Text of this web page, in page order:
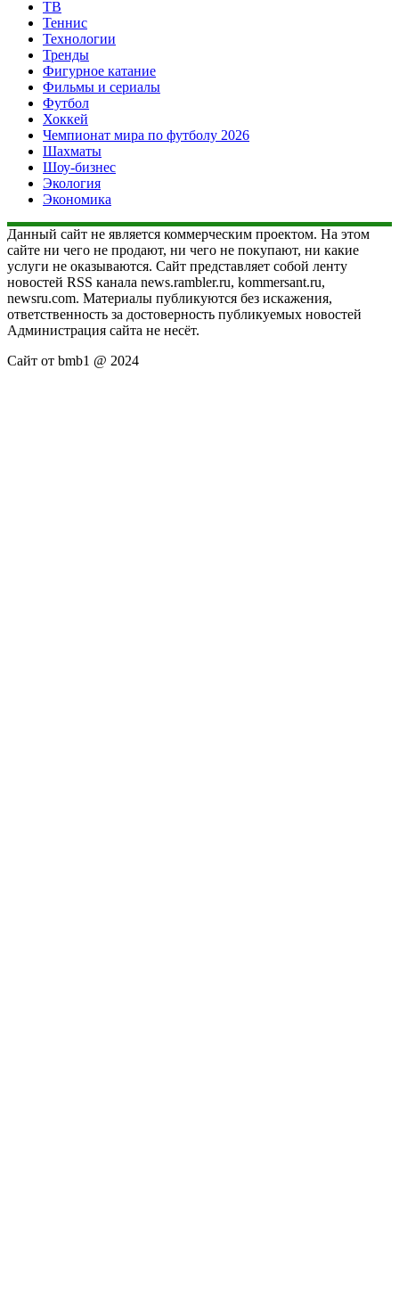
ТВ
Теннис
Технологии
Тренды
Фигурное катание
Фильмы и сериалы
Футбол
Хоккей
Чемпионат мира по футболу 2026
Шахматы
Шоу-бизнес
Экология
Экономика
Данный сайт не является коммерческим проектом. На этом
сайте ни чего не продают, ни чего не покупают, ни какие
услуги не оказываются. Сайт представляет собой ленту
новостей RSS канала news.rambler.ru, kommersant.ru,
newsru.com. Материалы публикуются без искажения,
ответственность за достоверность публикуемых новостей
Администрация сайта не несёт.
Сайт от bmb1 @ 2024